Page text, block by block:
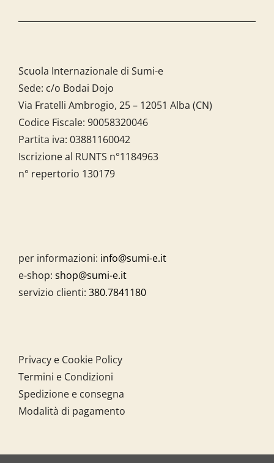
Scuola Internazionale di Sumi-e
Sede: c/o Bodai Dojo
Via Fratelli Ambrogio, 25 – 12051 Alba (CN)
Codice Fiscale: 90058320046
Partita iva: 03881160042
Iscrizione al RUNTS n°1184963
n° repertorio 130179
per informazioni: info@sumi-e.it
e-shop: shop@sumi-e.it
servizio clienti: 380.7841180
Privacy e Cookie Policy
Termini e Condizioni
Spedizione e consegna
Modalità di pagamento